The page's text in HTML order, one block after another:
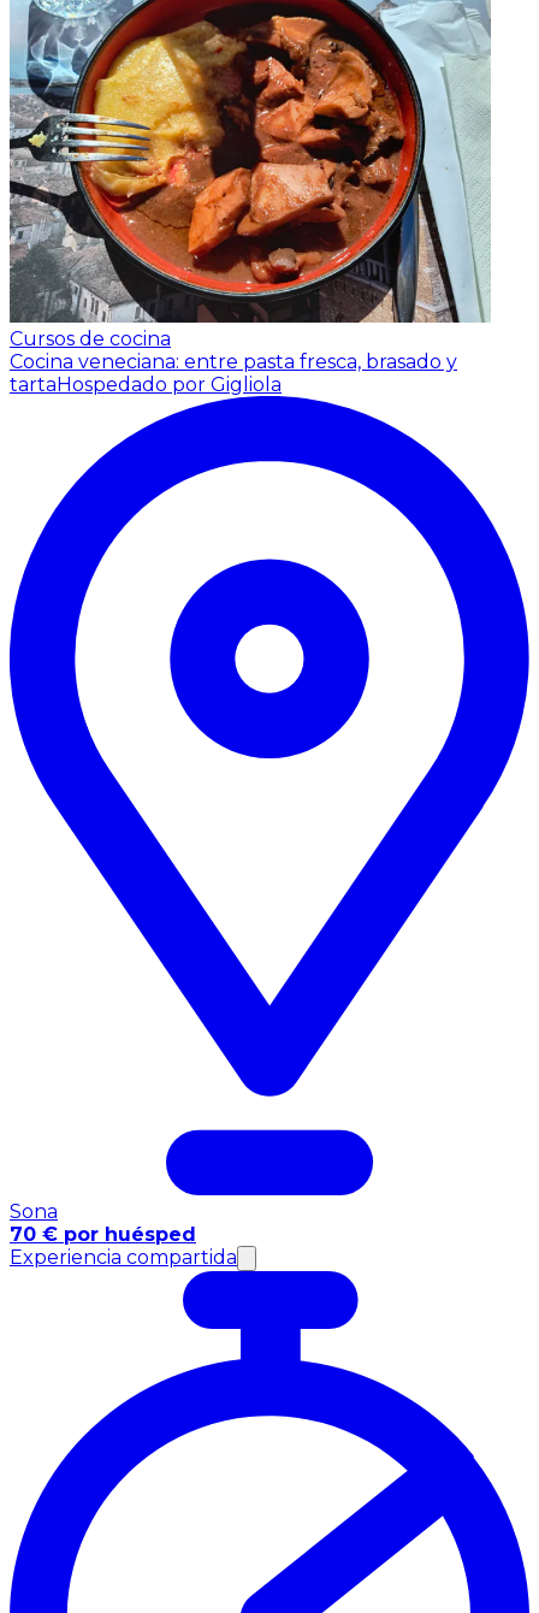
Cursos de cocina
Cocina veneciana: entre pasta fresca, brasado y
tarta Hospedado por Gigliola
Sona
70 € por huésped
Experiencia compartida